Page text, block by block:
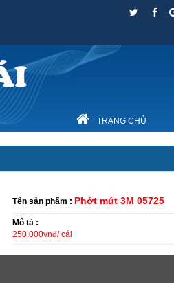
TRANG CHỦ
Tên sản phẩm : Phớt mút 3M 05725
Mô tả :
250.000vnđ/ cái